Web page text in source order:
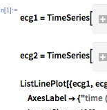
In[1]:=